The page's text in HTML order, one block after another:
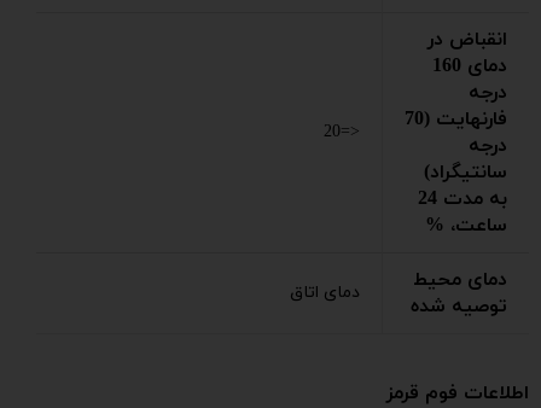
انقباض در
دمای 160
درجه
فارنهایت (70
درجه
سانتیگراد)
به مدت 24
ساعت، %
<=20
دمای محیط
توصیه شده
دمای اتاق
اطلاعات فوم قرمز